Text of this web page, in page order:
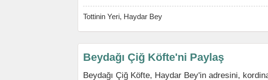
Tottinin Yeri, Haydar Bey
Beydağı Çiğ Köfte'ni Paylaş
Beydağı Çiğ Köfte, Haydar Bey'in adresini,